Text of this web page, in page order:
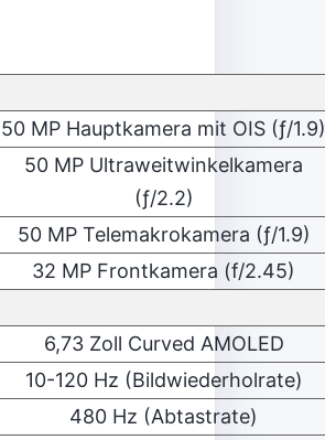
50 MP Hauptkamera mit OIS (ƒ/1.9)
50 MP Ultraweitwinkelkamera
(ƒ/2.2)
50 MP Telemakrokamera (ƒ/1.9)
32 MP Frontkamera (f/2.45)
6,73 Zoll Curved AMOLED
10-120 Hz (Bildwiederholrate)
480 Hz (Abtastrate)